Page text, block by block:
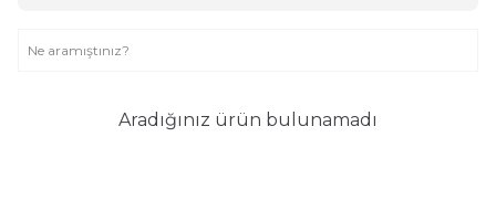
Aradığınız ürün bulunamadı